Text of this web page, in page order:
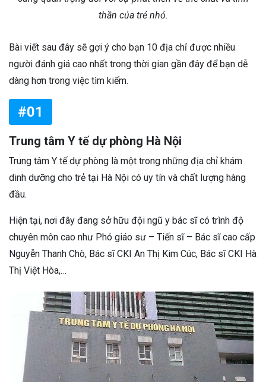
thần của trẻ nhỏ.
Bài viết sau đây sẽ gợi ý cho bạn 10 địa chỉ được nhiều
người đánh giá cao nhất trong thời gian gần đây để bạn dễ
dàng hơn trong việc tìm kiếm.
#01
Trung tâm Y tế dự phòng Hà Nội
Trung tâm Y tế dự phòng là một trong những địa chỉ khám
dinh dưỡng cho trẻ tại Hà Nội có uy tín và chất lượng hàng
đầu.
Hiện tại, nơi đây đang sở hữu đội ngũ y bác sĩ có trình độ
chuyên môn cao như Phó giáo sư – Tiến sĩ – Bác sĩ cao cấp
Nguyễn Thanh Chò, Bác sĩ CKI An Thị Kim Cúc, Bác sĩ CKI Hà
Thị Việt Hòa,…